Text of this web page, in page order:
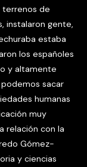
terrenos de
instalaron gente,
estaba
los españoles
y altamente
sacar
humanas
muy
relación con la
Gómez-
y ciencias